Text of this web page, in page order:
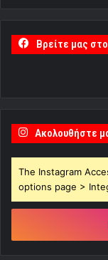
Βρείτε μας
Ακολουθήστε
The Instagram
options page >